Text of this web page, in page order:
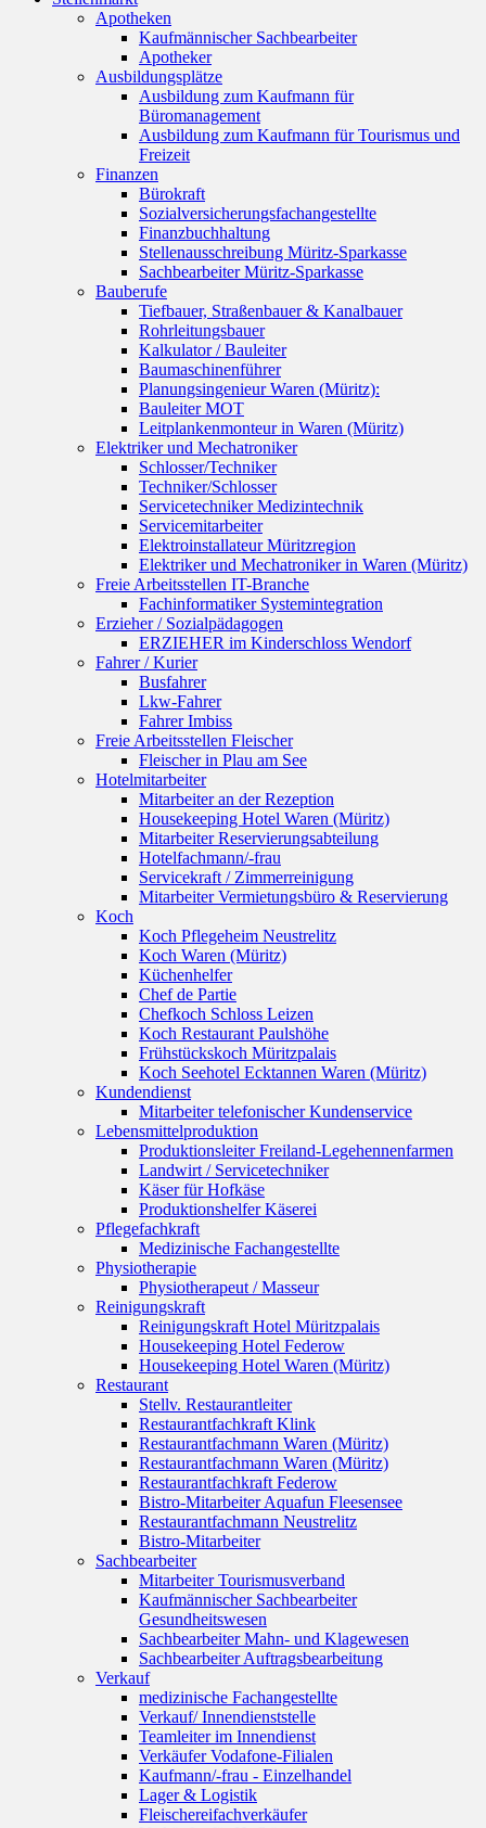
Apotheken
Kaufmännischer Sachbearbeiter
Apotheker
Ausbildungsplätze
Ausbildung zum Kaufmann für
Büromanagement
Ausbildung zum Kaufmann für Tourismus und
Freizeit
Finanzen
Bürokraft
Sozialversicherungsfachangestellte
Finanzbuchhaltung
Stellenausschreibung Müritz-Sparkasse
Sachbearbeiter Müritz-Sparkasse
Bauberufe
Tiefbauer, Straßenbauer & Kanalbauer
Rohrleitungsbauer
Kalkulator / Bauleiter
Baumaschinenführer
Planungsingenieur Waren (Müritz):
Bauleiter MOT
Leitplankenmonteur in Waren (Müritz)
Elektriker und Mechatroniker
Schlosser/Techniker
Techniker/Schlosser
Servicetechniker Medizintechnik
Servicemitarbeiter
Elektroinstallateur Müritzregion
Elektriker und Mechatroniker in Waren (Müritz)
Freie Arbeitsstellen IT-Branche
Fachinformatiker Systemintegration
Erzieher / Sozialpädagogen
ERZIEHER im Kinderschloss Wendorf
Fahrer / Kurier
Busfahrer
Lkw-Fahrer
Fahrer Imbiss
Freie Arbeitsstellen Fleischer
Fleischer in Plau am See
Hotelmitarbeiter
Mitarbeiter an der Rezeption
Housekeeping Hotel Waren (Müritz)
Mitarbeiter Reservierungsabteilung
Hotelfachmann/-frau
Servicekraft / Zimmerreinigung
Mitarbeiter Vermietungsbüro & Reservierung
Koch
Koch Pflegeheim Neustrelitz
Koch Waren (Müritz)
Küchenhelfer
Chef de Partie
Chefkoch Schloss Leizen
Koch Restaurant Paulshöhe
Frühstückskoch Müritzpalais
Koch Seehotel Ecktannen Waren (Müritz)
Kundendienst
Mitarbeiter telefonischer Kundenservice
Lebensmittelproduktion
Produktionsleiter Freiland-Legehennenfarmen
Landwirt / Servicetechniker
Käser für Hofkäse
Produktionshelfer Käserei
Pflegefachkraft
Medizinische Fachangestellte
Physiotherapie
Physiotherapeut / Masseur
Reinigungskraft
Reinigungskraft Hotel Müritzpalais
Housekeeping Hotel Federow
Housekeeping Hotel Waren (Müritz)
Restaurant
Stellv. Restaurantleiter
Restaurantfachkraft Klink
Restaurantfachmann Waren (Müritz)
Restaurantfachmann Waren (Müritz)
Restaurantfachkraft Federow
Bistro-Mitarbeiter Aquafun Fleesensee
Restaurantfachmann Neustrelitz
Bistro-Mitarbeiter
Sachbearbeiter
Mitarbeiter Tourismusverband
Kaufmännischer Sachbearbeiter
Gesundheitswesen
Sachbearbeiter Mahn- und Klagewesen
Sachbearbeiter Auftragsbearbeitung
Verkauf
medizinische Fachangestellte
Verkauf/ Innendienststelle
Teamleiter im Innendienst
Verkäufer Vodafone-Filialen
Kaufmann/-frau - Einzelhandel
Lager & Logistik
Fleischereifachverkäufer